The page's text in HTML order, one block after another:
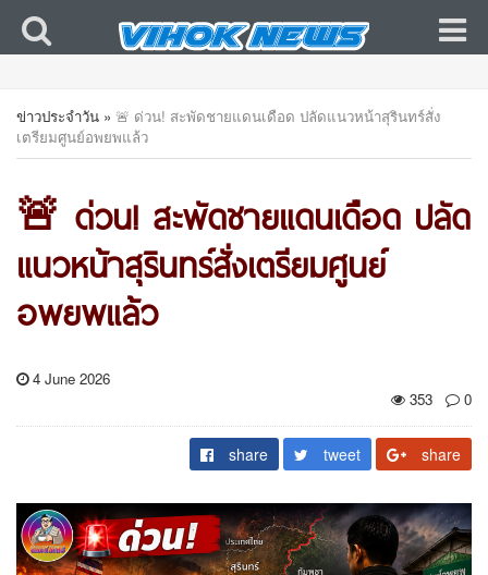
ข่าวประจำวัน » 🚨 ด่วน! สะพัดชายแดนเดือด ปลัดแนวหน้าสุรินทร์สั่ง
เตรียมศูนย์อพยพแล้ว
🚨 ด่วน! สะพัดชายแดนเดือด ปลัด
แนวหน้าสุรินทร์สั่งเตรียมศูนย์
อพยพแล้ว
4 June 2026
353
0
share tweet share